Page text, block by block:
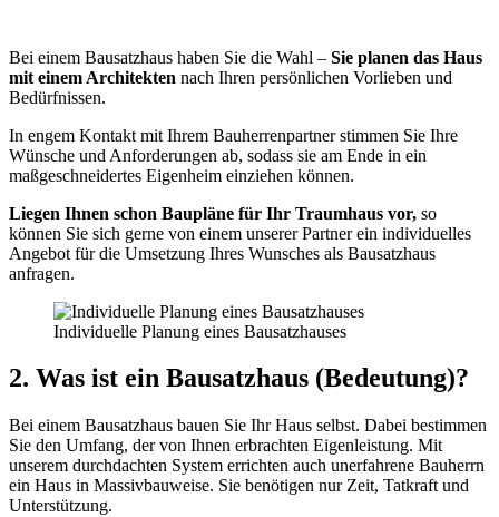
Bei einem Bausatzhaus haben Sie die Wahl – Sie planen das Haus
mit einem Architekten nach Ihren persönlichen Vorlieben und
Bedürfnissen.
In engem Kontakt mit Ihrem Bauherrenpartner stimmen Sie Ihre
Wünsche und Anforderungen ab, sodass sie am Ende in ein
maßgeschneidertes Eigenheim einziehen können.
Liegen Ihnen schon Baupläne für Ihr Traumhaus vor, so
können Sie sich gerne von einem unserer Partner ein individuelles
Angebot für die Umsetzung Ihres Wunsches als Bausatzhaus
anfragen.
Individuelle Planung eines Bausatzhauses
2. Was ist ein Bausatzhaus (Bedeutung)?
Bei einem Bausatzhaus bauen Sie Ihr Haus selbst. Dabei bestimmen
Sie den Umfang, der von Ihnen erbrachten Eigenleistung. Mit
unserem durchdachten System errichten auch unerfahrene Bauherrn
ein Haus in Massivbauweise. Sie benötigen nur Zeit, Tatkraft und
Unterstützung.